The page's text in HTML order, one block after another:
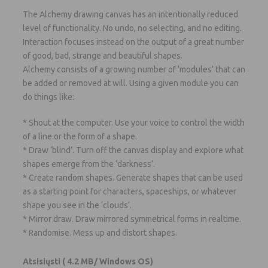
The Alchemy drawing canvas has an intentionally reduced
level of functionality. No undo, no selecting, and no editing.
Interaction focuses instead on the output of a great number
of good, bad, strange and beautiful shapes.
Alchemy consists of a growing number of ‘modules’ that can
be added or removed at will. Using a given module you can
do things like:
* Shout at the computer. Use your voice to control the width
of a line or the form of a shape.
* Draw ‘blind’. Turn off the canvas display and explore what
shapes emerge from the ‘darkness’.
* Create random shapes. Generate shapes that can be used
as a starting point for characters, spaceships, or whatever
shape you see in the ‘clouds’.
* Mirror draw. Draw mirrored symmetrical forms in realtime.
* Randomise. Mess up and distort shapes.
Atsisiųsti ( 4.2 MB/ Windows OS)